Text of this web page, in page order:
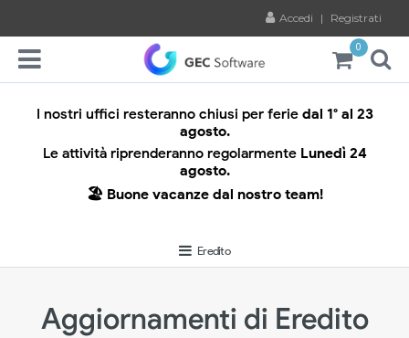
Accedi | Registrati
0
I nostri uffici resteranno chiusi per ferie dal 1° al 23
agosto.
Le attività riprenderanno regolarmente Lunedì 24
agosto.
🏖️ Buone vacanze dal nostro team!
Eredito
Aggiornamenti di Eredito